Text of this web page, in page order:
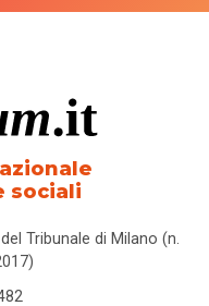
sociali
Tribunale di Milano (n.